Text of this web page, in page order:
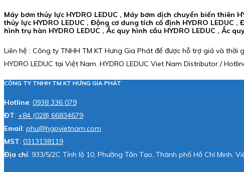
Máy bơm thủy lực HYDRO LEDUC , Máy bơm dịch chuyển biến thiên
thủy lực HYDRO LEDUC , Động cơ dung tích cố định HYDRO LEDUC
hình trụ hàn HYDRO LEDUC , Ắc quy hình cầu HYDRO LEDUC , Ắc
Liên hệ : Công ty TNHH TM KT Hưng Gia Phát để được hỗ trợ giá và thời
HYDRO LEDUC tại Việt Nam. HYDRO LEDUC Viet Nam Distributor /
CÔNG TY TNHH TM KT HƯNG GIA PHÁT
Hotline: 0938 336 079
ĐT: +84 (028) 66834679
Email: phu@hgpvietnam.com
MST: 0313138119
Địa chỉ: 933/5/2C Tỉnh lộ 10, Phường Tân Tạo, Thành phố Hồ Chí Minh,